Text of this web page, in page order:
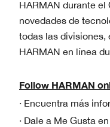
HARMAN durante el
novedades de
todas las divisiones,
HARMAN en línea
Follow HARMAN
· Encuentra más
· Dale a Me Gusta